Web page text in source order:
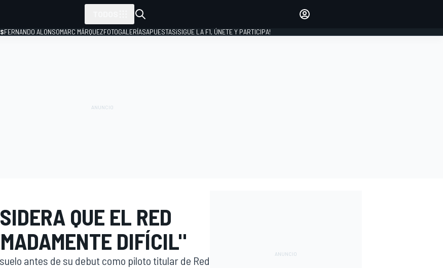
FERNANDO ALONSOMARC MÁRQUEZFOTOGALERÍASAPUESTAS¡SIGUE LA F1, ÚNETE Y PARTICIPA!
QUE EL RED
DIFÍCIL"
antes de su debut como piloto titular de Red